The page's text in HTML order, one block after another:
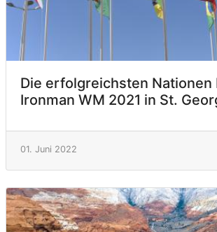
Die erfolgreichsten Nationen
Ironman WM 2021 in St.
01. Juni 2022